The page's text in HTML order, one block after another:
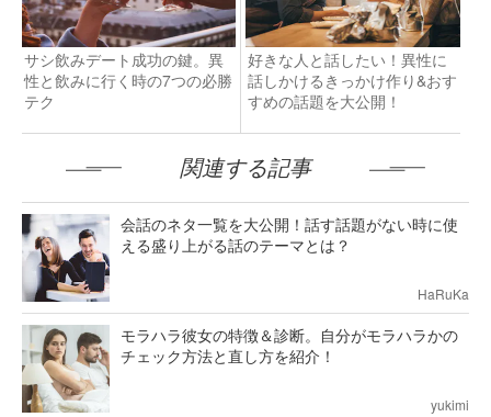
サシ飲みデート成功の鍵。異
性と飲みに行く時の7つの必勝
テク
好きな人と話したい！異性に
話しかけるきっかけ作り&おす
すめの話題を大公開！
関連する記事
会話のネタ一覧を大公開！話す話題がない時に使
える盛り上がる話のテーマとは？
HaRuKa
モラハラ彼女の特徴＆診断。自分がモラハラかの
チェック方法と直し方を紹介！
yukimi